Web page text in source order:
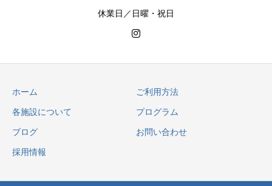
休業日／日曜・祝日
ホーム ご利用方法
各施設について プログラム
ブログ お問い合わせ
採用情報